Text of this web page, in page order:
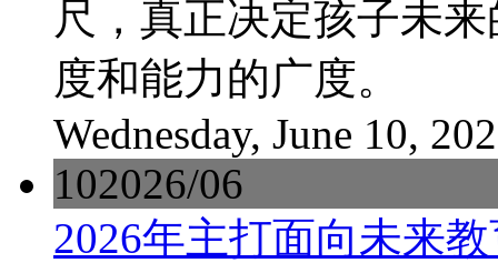
尺，真正决定孩子未
度和能力的广度。
Wednesday, June 10,
102026/06
2026年主打面向未来